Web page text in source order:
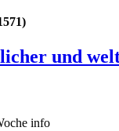
und
info